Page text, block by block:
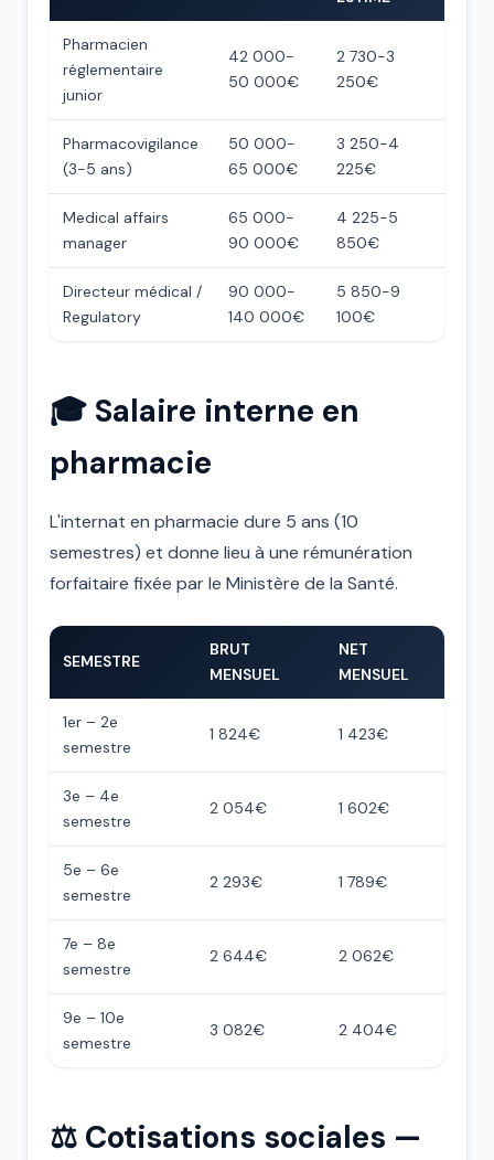
Pharmacien
réglementaire
junior
42 000-
50 000€
2 730-3
250€
Pharmacovigilance
(3-5 ans)
50 000-
65 000€
3 250-4
225€
Medical affairs
manager
65 000-
90 000€
4 225-5
850€
Directeur médical /
Regulatory
90 000-
140 000€
5 850-9
100€
🎓 Salaire interne en
pharmacie
L'internat en pharmacie dure 5 ans (10
semestres) et donne lieu à une rémunération
forfaitaire fixée par le Ministère de la Santé.
SEMESTRE
BRUT
MENSUEL
NET
MENSUEL
1er – 2e
semestre
1 824€ 1 423€
3e – 4e
semestre
2 054€ 1 602€
5e – 6e
semestre
2 293€ 1 789€
7e – 8e
semestre
2 644€ 2 062€
9e – 10e
semestre
3 082€ 2 404€
⚖️ Cotisations sociales —